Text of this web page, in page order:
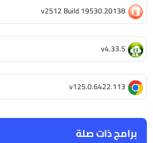
برامج ذات صلة
v2512 Build 19530.20138
v4.33.5
v125.0.6422.113